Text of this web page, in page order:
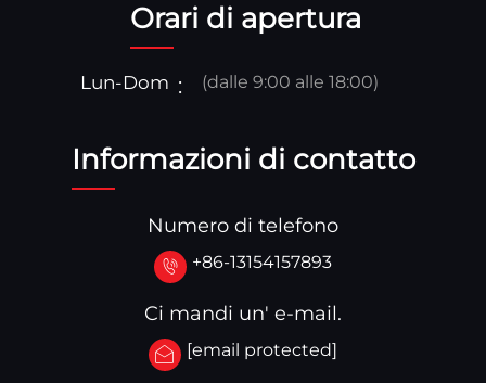
Orari di apertura
Lun-Dom (dalle 9:00 alle 18:00)
Informazioni di contatto
Numero di telefono
+86-13154157893
Ci mandi un' e-mail.
[email protected]